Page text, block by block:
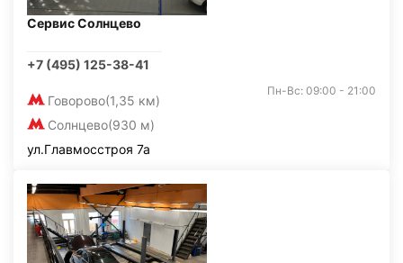
Сервис Солнцево
+7 (495) 125-38-41
Говорово(1,35 км)
Солнцево(930 м)
Пн-Вс: 09:00 - 21:00
ул.Главмосстроя 7а